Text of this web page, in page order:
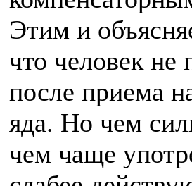
Этим и
что человек не
после приема
яда. Но чем
чем чаще